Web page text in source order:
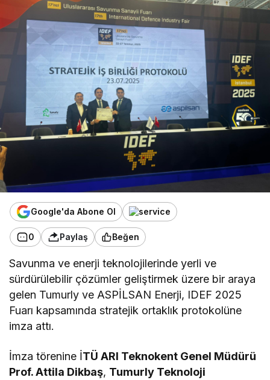
Google'da Abone Ol
0 Paylaş Beğen
Savunma ve enerji teknolojilerinde yerli ve
sürdürülebilir çözümler geliştirmek üzere bir araya
gelen Tumurly ve ASPİLSAN Enerji, IDEF 2025
Fuarı kapsamında stratejik ortaklık protokolüne
imza attı.
İmza törenine İTÜ ARI Teknokent Genel Müdürü
Prof. Attila Dikbaş, Tumurly Teknoloji